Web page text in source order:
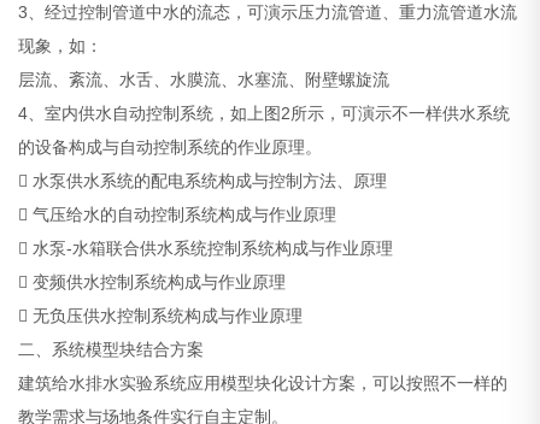
3、经过控制管道中水的流态，可演示压力流管道、重力流管道水流
现象，如：
层流、紊流、水舌、水膜流、水塞流、附壁螺旋流
4、室内供水自动控制系统，如上图2所示，可演示不一样供水系统
的设备构成与自动控制系统的作业原理。
 水泵供水系统的配电系统构成与控制方法、原理
 气压给水的自动控制系统构成与作业原理
 水泵-水箱联合供水系统控制系统构成与作业原理
 变频供水控制系统构成与作业原理
 无负压供水控制系统构成与作业原理
二、系统模型块结合方案
建筑给水排水实验系统应用模型块化设计方案，可以按照不一样的
教学需求与场地条件实行自主定制。